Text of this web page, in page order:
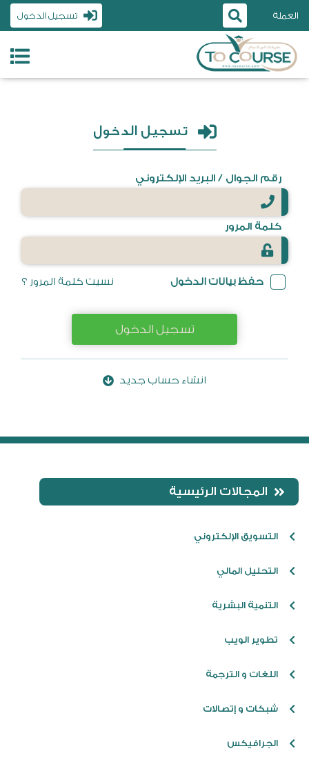
العملة تسجيل الدخول
تسجيل الدخول
رقم الجوال / البريد الإلكتروني
كلمة المرور
حفظ بيانات الدخول نسيت كلمة المرور ؟
تسجيل الدخول
انشاء حساب جديد
المجالات الرئيسية
التسويق الإلكتروني
التحليل المالي
التنمية البشرية
تطوير الويب
اللغات و الترجمة
شبكات و إتصالات
الجرافيكس